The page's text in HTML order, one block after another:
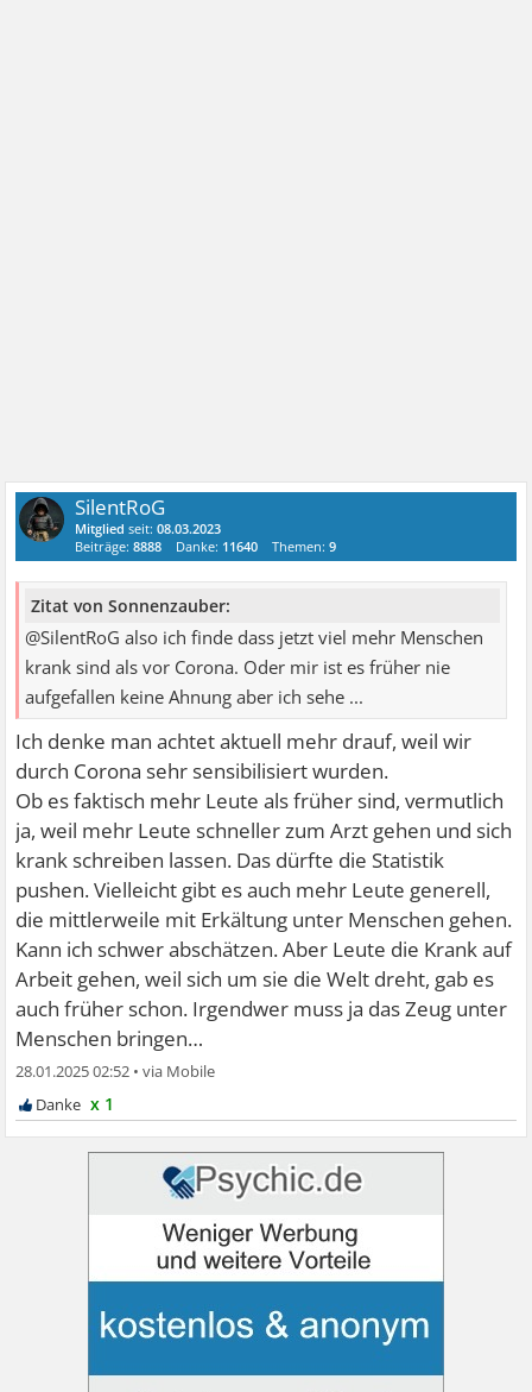
SilentRoG
Mitglied seit:08.03.2023
Beiträge:8888 Danke: 11640 Themen:9
Zitat von Sonnenzauber:
@SilentRoG also ich finde dass jetzt viel mehr Menschen
krank sind als vor Corona. Oder mir ist es früher nie
aufgefallen keine Ahnung aber ich sehe ...
Ich denke man achtet aktuell mehr drauf, weil wir
durch Corona sehr sensibilisiert wurden.
Ob es faktisch mehr Leute als früher sind, vermutlich
ja, weil mehr Leute schneller zum Arzt gehen und sich
krank schreiben lassen. Das dürfte die Statistik
pushen. Vielleicht gibt es auch mehr Leute generell,
die mittlerweile mit Erkältung unter Menschen gehen.
Kann ich schwer abschätzen. Aber Leute die Krank auf
Arbeit gehen, weil sich um sie die Welt dreht, gab es
auch früher schon. Irgendwer muss ja das Zeug unter
Menschen bringen…
28.01.2025 02:52 •
x 1